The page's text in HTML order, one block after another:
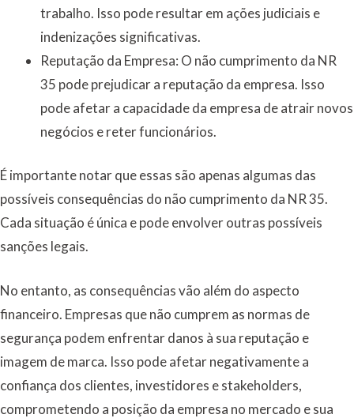
trabalho. Isso pode resultar em ações judiciais e
indenizações significativas.
Reputação da Empresa: O não cumprimento da NR
35 pode prejudicar a reputação da empresa. Isso
pode afetar a capacidade da empresa de atrair novos
negócios e reter funcionários.
É importante notar que essas são apenas algumas das
possíveis consequências do não cumprimento da NR 35.
Cada situação é única e pode envolver outras possíveis
sanções legais.
No entanto, as consequências vão além do aspecto
financeiro. Empresas que não cumprem as normas de
segurança podem enfrentar danos à sua reputação e
imagem de marca. Isso pode afetar negativamente a
confiança dos clientes, investidores e stakeholders,
comprometendo a posição da empresa no mercado e sua